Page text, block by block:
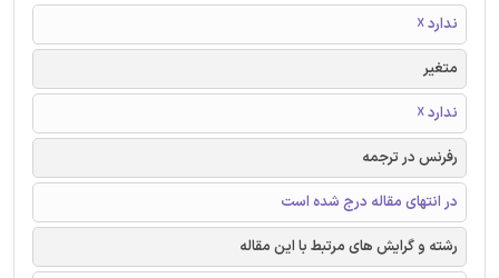
ندارد ☓
متغیر
ندارد ☓
رفرنس در ترجمه
در انتهای مقاله درج شده است
رشته و گرایش های مرتبط با این مقاله